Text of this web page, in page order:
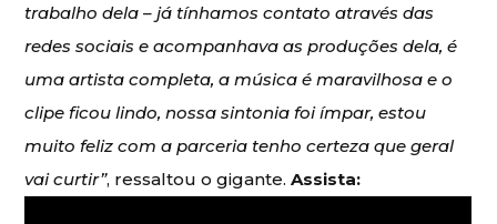
trabalho dela – já tínhamos contato através das
redes sociais e acompanhava as produções dela, é
uma artista completa, a música é maravilhosa e o
clipe ficou lindo, nossa sintonia foi ímpar, estou
muito feliz com a parceria tenho certeza que geral
vai curtir”, ressaltou o gigante.Assista: